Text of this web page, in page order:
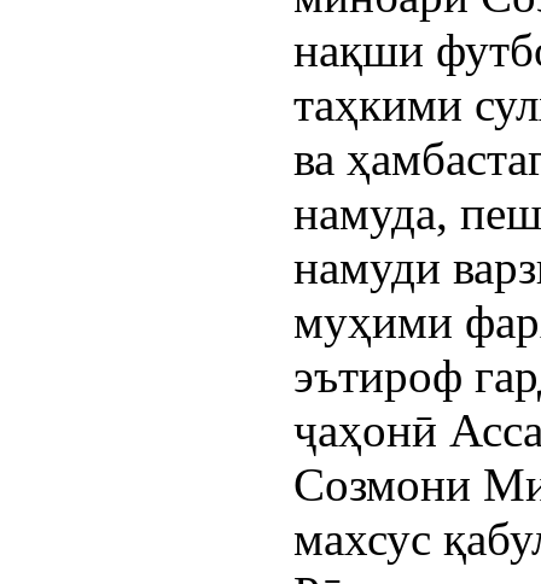
нақши
таҳкими
ва
намуда,
намуди
муҳими
эътироф
ҷаҳонӣ
Созмони
махсус